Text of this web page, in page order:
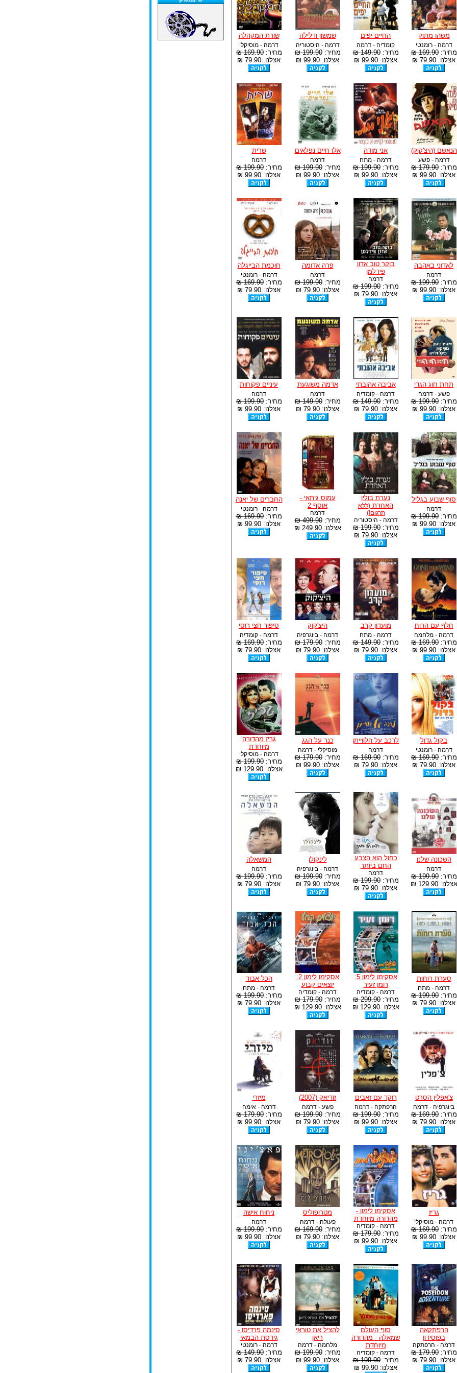
משהו מתוק
דרמה - רומנטי
מחיר:169.90 ₪
אצלנו: 79.90 ₪
החיים יפים
קומדיה - דרמה
מחיר:149.90 ₪
אצלנו: 99.90 ₪
שמשון ודלילה
דרמה - היסטוריה
מחיר:199.90 ₪
אצלנו: 99.90 ₪
שורת המקהלה
דרמה - מוסיקלי
מחיר:169.90 ₪
אצלנו: 79.90 ₪
הנאשם (היצ'קוק)
דרמה - פשע
מחיר:179.90 ₪
אצלנו: 99.90 ₪
אני מודה
דרמה - מתח
מחיר:199.90 ₪
אצלנו: 99.90 ₪
אלו חיים נפלאים
דרמה
מחיר:199.90 ₪
אצלנו: 99.90 ₪
שרית
דרמה
מחיר:199.90 ₪
אצלנו: 99.90 ₪
לאדוני באהבה
דרמה
מחיר:199.90 ₪
אצלנו: 99.90 ₪
בוקר טוב אדון
פידלמן
דרמה
מחיר:199.90 ₪
אצלנו: 79.90 ₪
פרה אדומה
דרמה
מחיר:199.90 ₪
אצלנו: 79.90 ₪
חוכמת הבייגלה
דרמה - רומנטי
מחיר:169.90 ₪
אצלנו: 79.90 ₪
תחת חוג הגדי
פשע - דרמה
מחיר:199.90 ₪
אצלנו: 99.90 ₪
אביבה אהובתי
דרמה - קומדיה
מחיר:149.90 ₪
אצלנו: 79.90 ₪
אדמה משוגעת
דרמה
מחיר:149.90 ₪
אצלנו: 79.90 ₪
עיניים פקוחות
דרמה
מחיר:199.90 ₪
אצלנו: 99.90 ₪
סוף שבוע בגליל
דרמה
מחיר:199.90 ₪
אצלנו: 99.90 ₪
נערת בולין
האחרת (ללא
תרגום!)
דרמה - היסטוריה
מחיר:199.90 ₪
אצלנו: 79.90 ₪
עמוס גיתאי -
אוסף 2
דרמה
מחיר:499.90 ₪
אצלנו: 249.90 ₪
החברים של יאנה
דרמה - רומנטי
מחיר:169.90 ₪
אצלנו: 99.90 ₪
חלף עם הרוח
דרמה - מלחמה
מחיר:169.90 ₪
אצלנו: 99.90 ₪
מועדון קרב
דרמה - מתח
מחיר:149.90 ₪
אצלנו: 79.90 ₪
היצ'קוק
דרמה - ביוגרפיה
מחיר:179.90 ₪
אצלנו: 79.90 ₪
סיפור חצי רוסי
דרמה - קומדיה
מחיר:169.90 ₪
אצלנו: 79.90 ₪
בקול גדול
דרמה - רומנטי
מחיר:169.90 ₪
אצלנו: 79.90 ₪
לרכב על הלווייתן
דרמה
מחיר:169.90 ₪
אצלנו: 79.90 ₪
כנר על הגג
מוסיקלי - דרמה
מחיר:179.90 ₪
אצלנו: 99.90 ₪
גריז מהדורה
מיוחדת
דרמה - מוסיקלי
מחיר:199.90 ₪
אצלנו: 129.90 ₪
השכונה שלנו
דרמה
מחיר:199.90 ₪
אצלנו: 129.90 ₪
כחול הוא הצבע
החם ביותר
דרמה
מחיר:199.90 ₪
אצלנו: 79.90 ₪
לינקולן
דרמה - ביוגרפיה
מחיר:199.90 ₪
אצלנו: 79.90 ₪
המשאלה
דרמה
מחיר:199.90 ₪
אצלנו: 79.90 ₪
סערת רוחות
דרמה - מתח
מחיר:199.90 ₪
אצלנו: 79.90 ₪
אסקימו לימון 5:
רומן זעיר
דרמה - קומדיה
מחיר:299.90 ₪
אצלנו: 129.90 ₪
אסקימו לימון 2:
יוצאים קבוע
דרמה - קומדיה
מחיר:179.90 ₪
אצלנו: 129.90 ₪
הכל אבוד
דרמה - מתח
מחיר:199.90 ₪
אצלנו: 79.90 ₪
צ'אפלין הסרט
ביוגרפיה - דרמה
מחיר:169.90 ₪
אצלנו: 79.90 ₪
רוקד עם זאבים
הרפתקה - דרמה
מחיר:199.90 ₪
אצלנו: 99.90 ₪
זודיאק (2007)
פשע - דרמה
מחיר:199.90 ₪
אצלנו: 79.90 ₪
מיזרי
דרמה - אימה
מחיר:179.90 ₪
אצלנו: 99.90 ₪
גריז
דרמה - מוסיקלי
מחיר:169.90 ₪
אצלנו: 99.90 ₪
אסקימו לימון -
מהדורה מיוחדת
דרמה - קומדיה
מחיר:179.90 ₪
אצלנו: 99.90 ₪
מטרופוליס
פעולה - דרמה
מחיר:169.90 ₪
אצלנו: 79.90 ₪
ניחוח אישה
דרמה
מחיר:199.90 ₪
אצלנו: 99.90 ₪
הרפתקאה
בפוסידון
דרמה - הרפתקה
מחיר:179.90 ₪
אצלנו: 79.90 ₪
סוף העולם
שמאלה - מהדורה
מיוחדת
דרמה - קומדיה
מחיר:199.90 ₪
אצלנו: 99.90 ₪
להציל את טוראי
ריאן
מלחמה - דרמה
מחיר:199.90 ₪
אצלנו: 99.90 ₪
סינמה פרדיסו -
גירסת הבמאי
דרמה - רומנטי
מחיר:149.90 ₪
אצלנו: 79.90 ₪